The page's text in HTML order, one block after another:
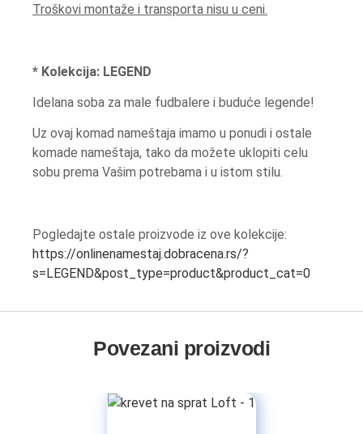
Troškovi montaže i transporta nisu u ceni.
* Kolekcija: LEGEND
Idelana soba za male fudbalere i buduće legende!
Uz ovaj komad nameštaja imamo u ponudi i ostale
komade nameštaja, tako da možete uklopiti celu
sobu prema Vašim potrebama i u istom stilu.
Pogledajte ostale proizvode iz ove kolekcije:
https://onlinenamestaj.dobracena.rs/?
s=LEGEND&post_type=product&product_cat=0
Povezani proizvodi